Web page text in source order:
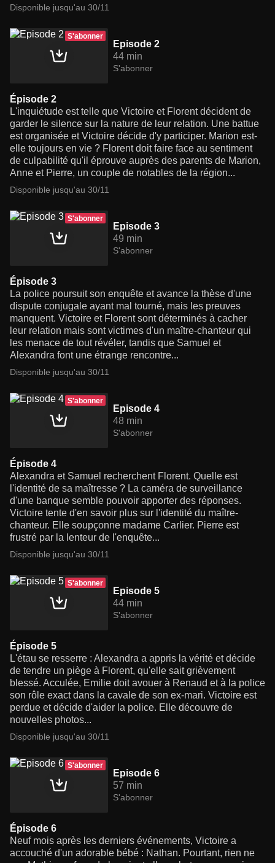
Disponible jusqu'au 30/11
S'abonner
Episode 2
44 min
S'abonner
Épisode 2
L'inquiétude est telle que Victoire et Florent décident de
garder le silence sur la nature de leur relation. Une battue
est organisée et Victoire décide d'y participer. Marion est-
elle toujours en vie ? Florent doit faire face au sentiment
de culpabilité qu'il éprouve auprès des parents de Marion,
Anne et Pierre, un couple de notables de la région...
Disponible jusqu'au 30/11
S'abonner
Episode 3
49 min
S'abonner
Épisode 3
La police poursuit son enquête et avance la thèse d'une
dispute conjugale ayant mal tourné, mais les preuves
manquent. Victoire et Florent sont déterminés à cacher
leur relation mais sont victimes d'un maître-chanteur qui
les menace de tout révéler, tandis que Samuel et
Alexandra font une étrange rencontre...
Disponible jusqu'au 30/11
S'abonner
Episode 4
48 min
S'abonner
Épisode 4
Alexandra et Samuel recherchent Florent. Quelle est
l'identité de sa maîtresse ? La caméra de surveillance
d'une banque semble pouvoir apporter des réponses.
Victoire tente d'en savoir plus sur l'identité du maître-
chanteur. Elle soupçonne madame Carlier. Pierre est
frustré par la lenteur de l'enquête...
Disponible jusqu'au 30/11
S'abonner
Episode 5
44 min
S'abonner
Épisode 5
L'étau se resserre : Alexandra a appris la vérité et décide
de tendre un piège à Florent, qu'elle sait grièvement
blessé. Acculée, Emilie doit avouer à Renaud et à la police
son rôle exact dans la cavale de son ex-mari. Victoire est
perdue et décide d'aider la police. Elle découvre de
nouvelles photos...
Disponible jusqu'au 30/11
S'abonner
Episode 6
57 min
S'abonner
Épisode 6
Neuf mois après les derniers événements, Victoire a
accouché d'un adorable bébé : Nathan. Pourtant, rien ne